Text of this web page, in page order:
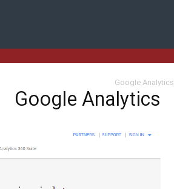
Google Analytics
Google Analytics